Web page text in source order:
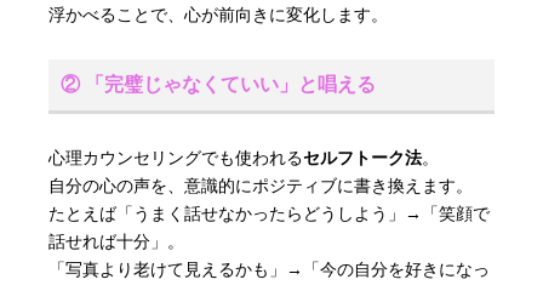
浮かべることで、心が前向きに変化します。
② 「完璧じゃなくていい」と唱える
心理カウンセリングでも使われるセルフトーク法。
自分の心の声を、意識的にポジティブに書き換えます。
たとえば「うまく話せなかったらどうしよう」→「笑顔で
話せれば十分」。
「写真より老けて見えるかも」→「今の自分を好きになっ